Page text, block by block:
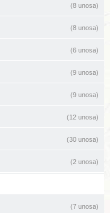
(8 unosa)
(8 unosa)
(6 unosa)
(9 unosa)
(9 unosa)
(12 unosa)
(30 unosa)
(2 unosa)
(7 unosa)